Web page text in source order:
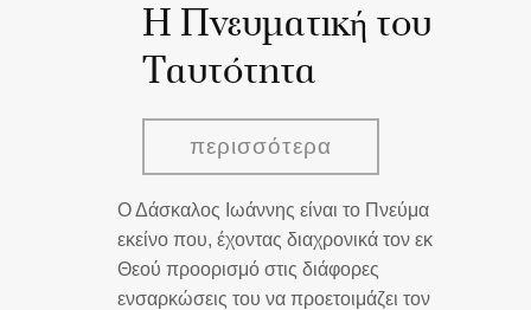
Η Πνευματική του
Ταυτότητα
περισσότερα
Ο Δάσκαλος Ιωάννης είναι το Πνεύμα
εκείνο που, έχοντας διαχρονικά τον εκ
Θεού προορισμό στις διάφορες
ενσαρκώσεις του να προετοιμάζει τον